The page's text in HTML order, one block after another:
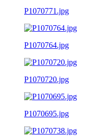
P1070771.jpg
P1070764.jpg
P1070720.jpg
P1070695.jpg